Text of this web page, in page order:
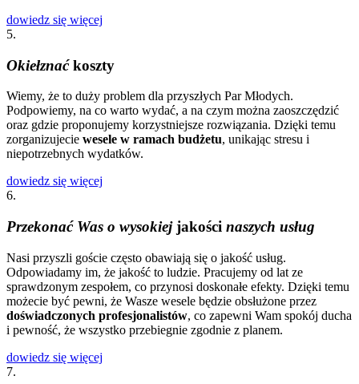
dowiedz się więcej
5.
Okiełznać koszty
Wiemy, że to duży problem dla przyszłych Par Młodych.
Podpowiemy, na co warto wydać, a na czym można zaoszczędzić
oraz gdzie proponujemy korzystniejsze rozwiązania. Dzięki temu
zorganizujecie wesele w ramach budżetu, unikając stresu i
niepotrzebnych wydatków.
dowiedz się więcej
6.
Przekonać Was o wysokiej jakości naszych usług
Nasi przyszli goście często obawiają się o jakość usług.
Odpowiadamy im, że jakość to ludzie. Pracujemy od lat ze
sprawdzonym zespołem, co przynosi doskonałe efekty. Dzięki temu
możecie być pewni, że Wasze wesele będzie obsłużone przez
doświadczonych profesjonalistów, co zapewni Wam spokój ducha
i pewność, że wszystko przebiegnie zgodnie z planem.
dowiedz się więcej
7.